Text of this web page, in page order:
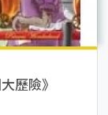
歷險》